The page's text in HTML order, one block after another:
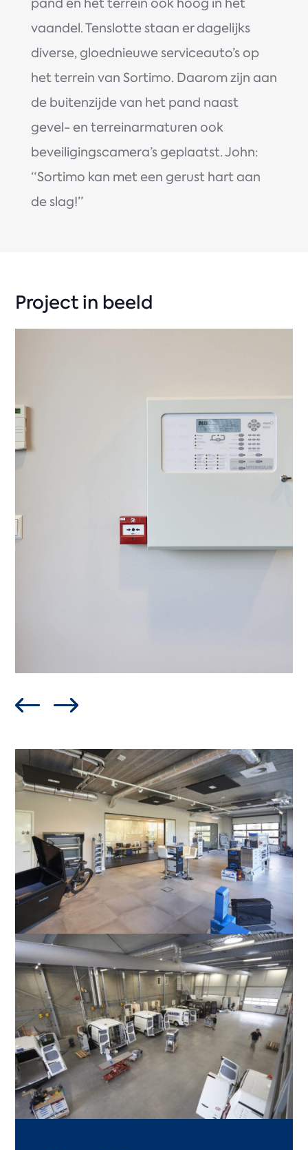
vaandel. Tenslotte staan er dagelijks
diverse, gloednieuwe serviceauto’s op
het terrein van Sortimo. Daarom zijn aan
de buitenzijde van het pand naast
gevel- en terreinarmaturen ook
beveiligingscamera’s geplaatst. John:
“Sortimo kan met een gerust hart aan
de slag!”
Project in beeld